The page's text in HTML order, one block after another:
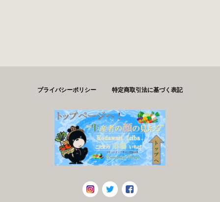
プライバシーポリシー 特定商取引法に基づく表記